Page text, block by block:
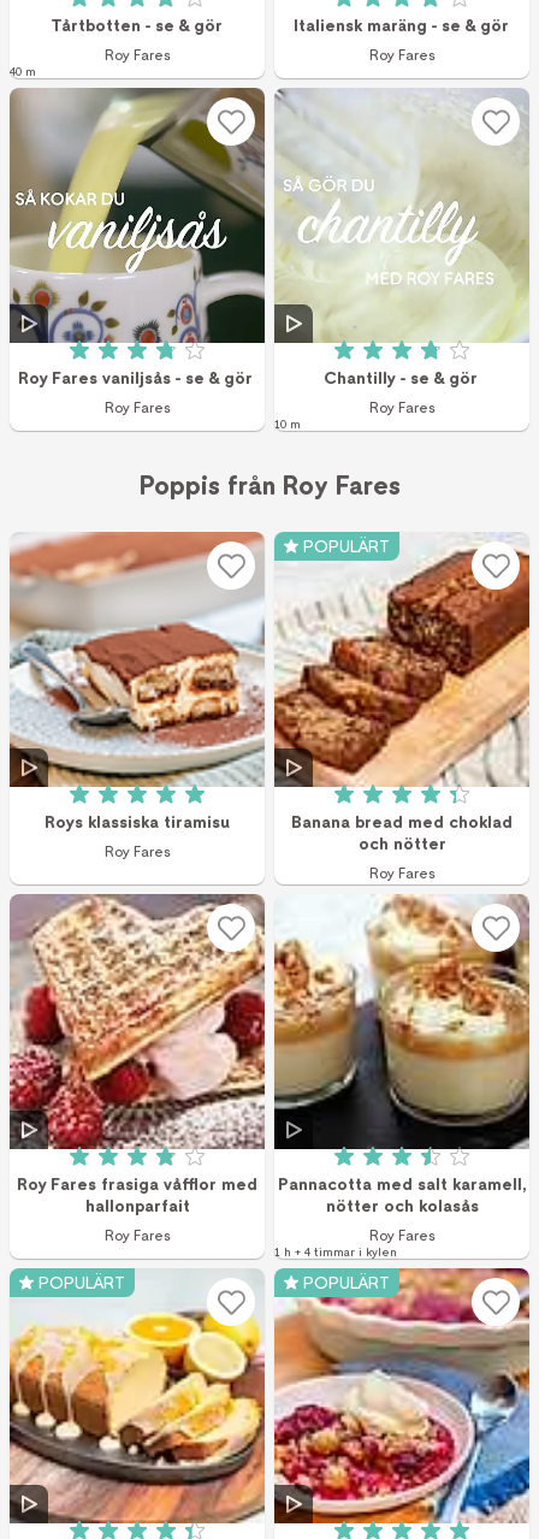
Betyg: 3.9 av 5 (713 röster)
Tårtbotten - se & gör
Roy Fares
40 m
Betyg: 3.9 av 5
Italiensk maräng - se & gör
Roy Fares
Betyg: 3.8 av 5 (249 röster)
Roy Fares vaniljsås - se & gör
Roy Fares
Betyg: 3.8 av 5
Chantilly - se & gör
Roy Fares
10 m
Poppis från Roy Fares
Betyg: 5 av 5 (8 röster)
Roys klassiska tiramisu
Roy Fares
POPULÄRT
Betyg: 4.3 av 5
Banana bread med choklad
och nötter
Roy Fares
Betyg: 3.9 av 5 (132 röster)
Roy Fares frasiga våfflor med
hallonparfait
Roy Fares
Betyg: 3.5 av 5
Pannacotta med salt karamell,
nötter och kolasås
Roy Fares
1 h + 4 timmar i kylen
POPULÄRT POPULÄRT